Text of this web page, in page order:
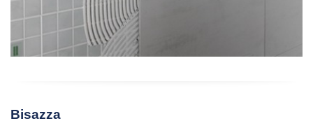
Bisazza